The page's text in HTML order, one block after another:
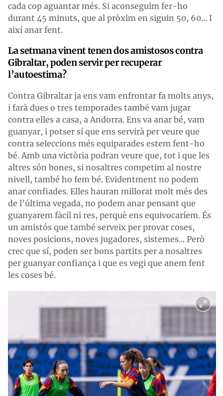
cada cop aguantar més. Si aconseguim fer-ho
durant 45 minuts, que al pròxim en siguin 50, 60... I
així anar fent.
La setmana vinent tenen dos amistosos contra
Gibraltar, poden servir per recuperar
l’autoestima?
Contra Gibraltar ja ens vam enfrontar fa molts anys,
i farà dues o tres temporades també vam jugar
contra elles a casa, a Andorra. Ens va anar bé, vam
guanyar, i potser sí que ens servirà per veure que
contra seleccions més equiparades estem fent-ho
bé. Amb una victòria podran veure que, tot i que les
altres són bones, si nosaltres competim al nostre
nivell, també ho fem bé. Evidentment no podem
anar confiades. Elles hauran millorat molt més des
de l’última vegada, no podem anar pensant que
guanyarem fàcil ni res, perquè ens equivocaríem. És
un amistós que també serveix per provar coses,
noves posicions, noves jugadores, sistemes... Però
crec que sí, poden ser bons partits per a nosaltres
per guanyar confiança i que es vegi que anem fent
les coses bé.